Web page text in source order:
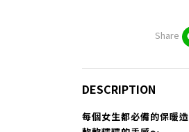
Share
DESCRIPTION
每個女生都必備的保暖